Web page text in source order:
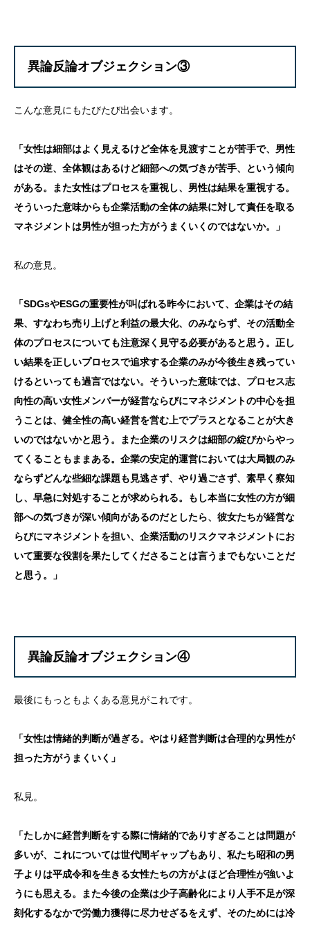
異論反論オブジェクション③
こんな意見にもたびたび出会います。
「女性は細部はよく見えるけど全体を見渡すことが苦手で、男性
はその逆、全体観はあるけど細部への気づきが苦手、という傾向
がある。また女性はプロセスを重視し、男性は結果を重視する。
そういった意味からも企業活動の全体の結果に対して責任を取る
マネジメントは男性が担った方がうまくいくのではないか。」
私の意見。
「SDGsやESGの重要性が叫ばれる昨今において、企業はその結
果、すなわち売り上げと利益の最大化、のみならず、その活動全
体のプロセスについても注意深く見守る必要があると思う。正し
い結果を正しいプロセスで追求する企業のみが今後生き残ってい
けるといっても過言ではない。そういった意味では、プロセス志
向性の高い女性メンバーが経営ならびにマネジメントの中心を担
うことは、健全性の高い経営を営む上でプラスとなることが大き
いのではないかと思う。また企業のリスクは細部の綻びからやっ
てくることもままある。企業の安定的運営においては大局観のみ
ならずどんな些細な課題も見逃さず、やり過ごさず、素早く察知
し、早急に対処することが求められる。もし本当に女性の方が細
部への気づきが深い傾向があるのだとしたら、彼女たちが経営な
らびにマネジメントを担い、企業活動のリスクマネジメントにお
いて重要な役割を果たしてくださることは言うまでもないことだ
と思う。」
異論反論オブジェクション④
最後にもっともよくある意見がこれです。
「女性は情緒的判断が過ぎる。やはり経営判断は合理的な男性が
担った方がうまくいく」
私見。
「たしかに経営判断をする際に情緒的でありすぎることは問題が
多いが、これについては世代間ギャップもあり、私たち昭和の男
子よりは平成令和を生きる女性たちの方がよほど合理性が強いよ
うにも思える。また今後の企業は少子高齢化により人手不足が深
刻化するなかで労働力獲得に尽力せざるをえず、そのためには冷